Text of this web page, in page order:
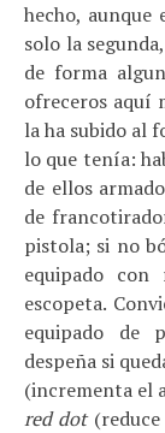
hecho,
solo la
de forma
ofreceros aquí
la ha subido al
lo que tenía:
de ellos
de
pistola; si no
equipado
escopeta.
equipado de
despeña si
(incrementa el
red dot